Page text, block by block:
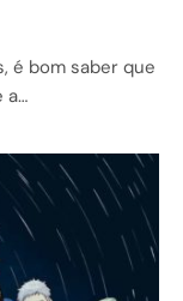
é bom saber que
a…